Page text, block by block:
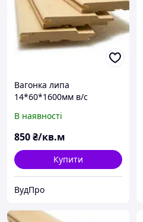
Вагонка липа
14*60*1600мм в/с
В наявності
850₴/кв.м
Купити
ВудПро